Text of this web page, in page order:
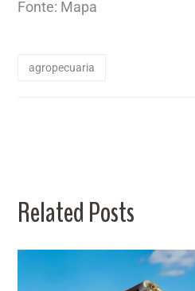
Fonte: Mapa
agropecuaria
Related Posts